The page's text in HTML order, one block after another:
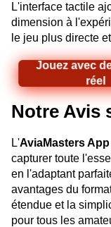
L'interface tactile
dimension à
le jeu plus directe
Jouez avec
réel
Notre Avis
L'AviaMasters App
capturer toute
en l'adaptant
avantages du
étendue et la
pour tous les